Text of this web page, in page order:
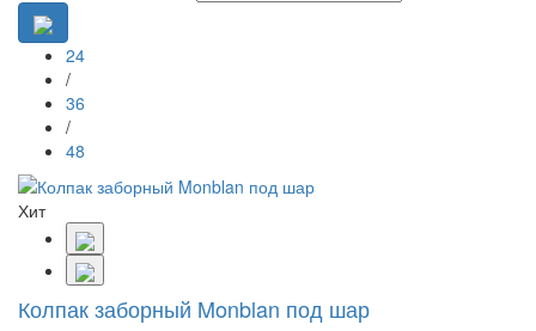
24
/
36
/
48
Хит
Колпак заборный Monblan под шар